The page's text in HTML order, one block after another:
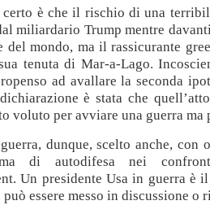
certo è che il rischio di una
miliardario Trump mentre
del mondo, ma il rassicurante
tenuta di Mar-a-Lago.
ad avallare la seconda
è stata che
voluto per avviare una guerra ma
dunque, scelto anche, con
di autodifesa nei
Un presidente Usa in guerra è
può essere messo in discussione o